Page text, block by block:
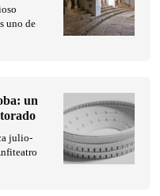
uno de
un
julio-